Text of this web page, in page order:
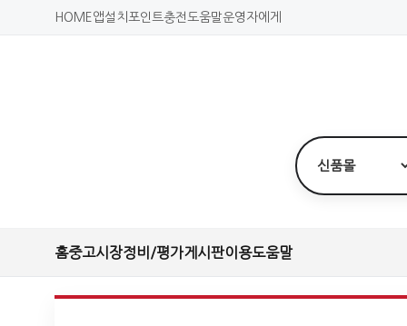
HOME 앱설치 포인트충전도움말운영자에게
홈중고시장정비/평가게시판이용도움말